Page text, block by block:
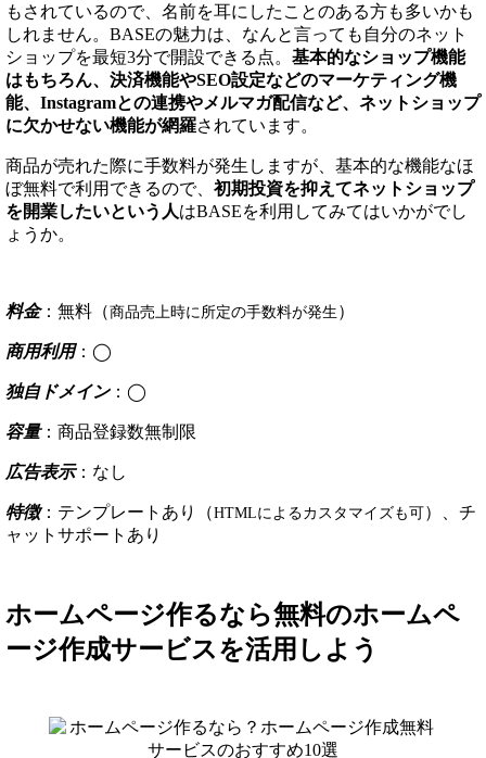
もされているので、名前を耳にしたことのある方も多いかも
しれません。BASEの魅力は、なんと言っても自分のネット
ショップを最短3分で開設できる点。 基本的なショップ機能
はもちろん、決済機能やSEO設定などのマーケティング機
能、Instagramとの連携やメルマガ配信など、ネットショップ
に欠かせない機能が網羅されています。
商品が売れた際に手数料が発生しますが、基本的な機能なほ
ぼ無料で利用できるので、 初期投資を抑えてネットショップ
を開業したいという人はBASEを利用してみてはいかがでし
ょうか。
料金：無料（商品売上時に所定の手数料が発生 ）
商用利用：◯
独自ドメイン：◯
容量：商品登録数無制限
広告表示：なし
特徴：テンプレートあり（HTMLによるカスタマイズも可）、チ
ャットサポートあり
ホームページ作るなら無料のホームペ
ージ作成サービスを活用しよう